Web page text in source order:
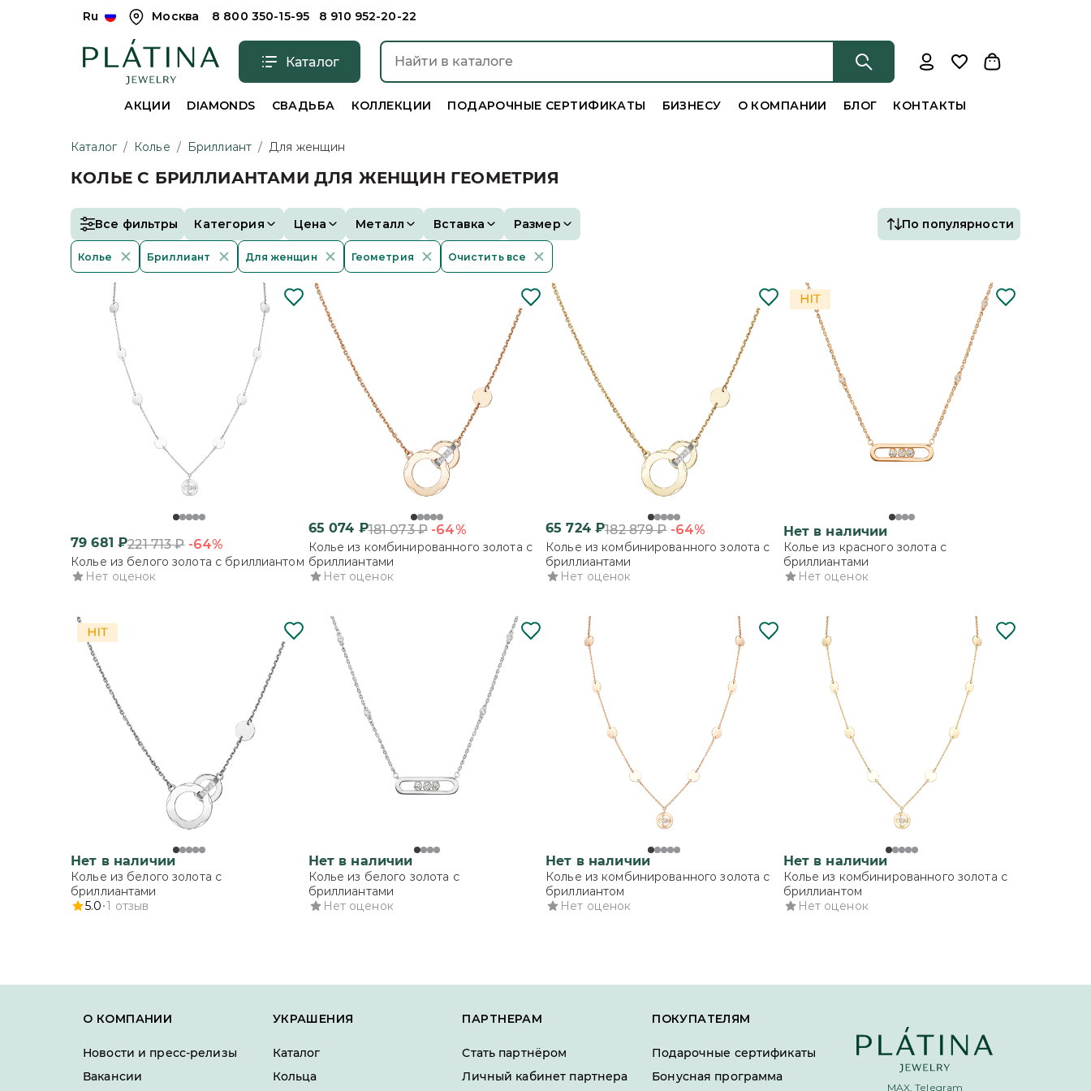
Ru Москва 8 800 350-15-95 8 910 952-20-22
Каталог
АКЦИИ DIAMONDS СВАДЬБА КОЛЛЕКЦИИ ПОДАРОЧНЫЕ СЕРТИФИКАТЫ БИЗНЕСУ О КОМПАНИИ БЛОГ КОНТАКТЫ
Каталог / Колье / Бриллиант / Для женщин
КОЛЬЕ С БРИЛЛИАНТАМИ ДЛЯ ЖЕНЩИН ГЕОМЕТРИЯ
Все фильтры Категория Цена Металл Вставка Размер По популярности
Колье Бриллиант Для женщин Геометрия Очистить все
79 681 ₽221 713₽ -64%
Колье из белого золота с бриллиантом
Нет оценок
65 074 ₽181 073₽ -64%
Колье из комбинированного золота с
бриллиантами
Нет оценок
65 724₽182 879₽ -64%
Колье из комбинированного золота с
бриллиантами
Нет оценок
Нет в наличии
Колье из красного золота с
бриллиантами
Нет оценок
Нет в наличии
Колье из белого золота с
бриллиантами
5.0 1 отзыв
Нет в наличии
Колье из белого золота с
бриллиантами
Нет оценок
Нет в наличии
Колье из комбинированного золота с
бриллиантом
Нет оценок
Нет в наличии
Колье из комбинированного золота с
бриллиантом
Нет оценок
О КОМПАНИИ
Новости и пресс-релизы
Вакансии
УКРАШЕНИЯ
Каталог
Кольца
ПАРТНЕРАМ
Стать партнёром
Личный кабинет партнера
ПОКУПАТЕЛЯМ
Подарочные сертификаты
Бонусная программа
MAX, Telegram